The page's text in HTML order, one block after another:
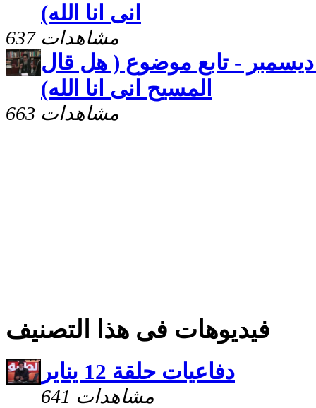
انى انا الله)
637 مشاهدات
- حلقة 21 ديسمبر - تابع موضوع ( هل قال
المسيح انى انا الله)
663 مشاهدات
فيديوهات فى هذا التصنيف
دفاعيات حلقة 12 يناير
641 مشاهدات